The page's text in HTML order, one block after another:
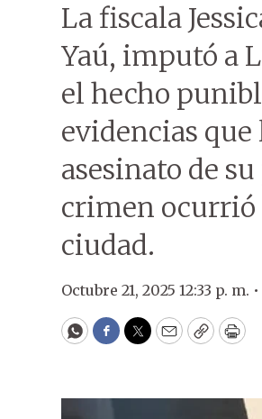
La fiscala
Yaú, imputó a
el hecho
evidencias
asesinato de
crimen ocurrió
ciudad.
Octubre 21, 2025 12:33 p. m. •
WhatsApp
Facebook
Twitter
EmailCopyPrint